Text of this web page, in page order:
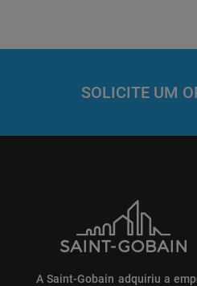
SOLICITE UM
A Saint-Gobain adquiriu a